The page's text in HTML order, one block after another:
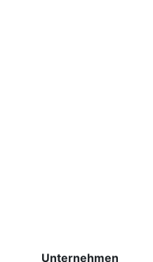
Unternehmen